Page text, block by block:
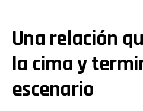
Una relación
la cima y
escenario